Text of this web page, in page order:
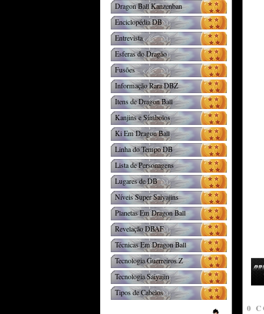
0
Dragon Ball Kanzenban
Enciclopédia DB
Entrevista
Esferas do Dragão
Fusões
Informação Rara DBZ
Itens de Dragon Ball
Kanjins e Símbolos
Ki Em Dragon Ball
Linha do Tempo DB
Lista de Personagens
Lugares de DB
Níveis Super Saiyajins
Planetas Em Dragon Ball
Revelação DBAF
Técnicas Em Dragon Ball
Tecnologia Guerreiros Z
Tecnologia Saiyajin
Tipos de Cabelos